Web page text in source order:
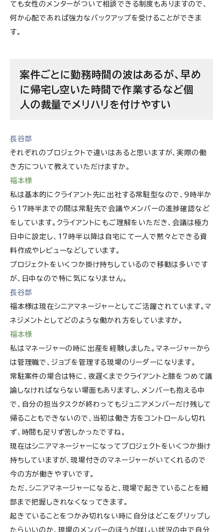
ても女性のメンターがついて相談できる制度もありますので、
何か心配であれば強力なバックアップを受けることができま
す。
案件ごとに勤務時間の波はあるが、早め
に帰宅し空いた時間で作業するなど個
人の裁量でメリハリを付けやすい
長谷部
それぞれのプロジェクトで違いはあると思いますが、実際の働
き方について教えていただけますか。
福本様
私は基本的にクライアント先に出社する常駐型なので、9時半か
ら17時半までの間は常駐先で会議やメンバーの進捗確認など
をしています。クライアントにもご理解をいただき、会議は極力
日中に設定し、17時半以降は自宅にて一人で黙々とできる資
料作成やレビューなどしています。
プロジェクトをいくつか掛け持ちしているので移動は多いです
が、日中なので特に気になりません。
長谷部
福本様は現在シニアマネージャーとしてご活躍されています。マ
ネジメントとしてどのような働かれ方をしていますか。
福本様
私はマネージャーの時に出産を経験しました。マネージャーから
は管理職で、ジョブを管理する現場のリーダーになります。
常駐案件の場合は特に、夜遅くまでクライアントと膝をつめて議
論しなければならない場面もありますし、メンバーも抱える中
で、自分の担当タスクが終わってもジュニアメンバーだけ残して
帰ることもできないので、当初は働き方をコントロールし切れ
ず、時間も足りず苦しかったですね。
現在はシニアマネージャーになってプロジェクトをいくつか掛け
持ちしていますが、現場付きのマネージャーがいてくれるので
今の方が働きやすいです。
ただ、シニアマネージャーになると、現場で起きていることを細
部まで把握しきれなくなってきます。
起きていることをつかみ切れない時に自分はどこをグリップし
たらいいのか、現場のメンバーのほうが詳しい状況の中で自分